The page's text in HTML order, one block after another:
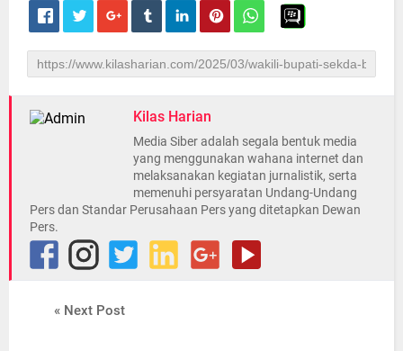
Kilas Harian
Media Siber adalah segala bentuk media
yang menggunakan wahana internet dan
melaksanakan kegiatan jurnalistik, serta
memenuhi persyaratan Undang-Undang
Pers dan Standar Perusahaan Pers yang ditetapkan Dewan
Pers.
« Next Post